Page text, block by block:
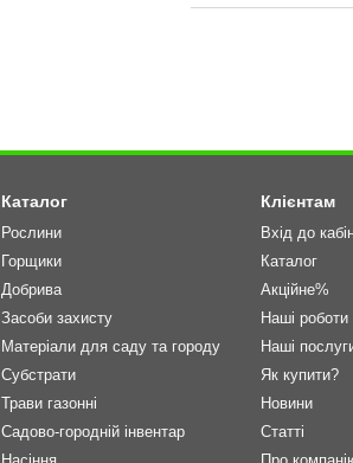
Каталог
Рослини
Горщики
Добрива
Засоби захисту
Матеріали для саду та городу
Cубстрати
Трави газонні
Садово-городній інвентар
Клієнтам
Вхід до
Каталог
Акційне%
Наші роботи
Наші
Як купити?
Новини
Статті